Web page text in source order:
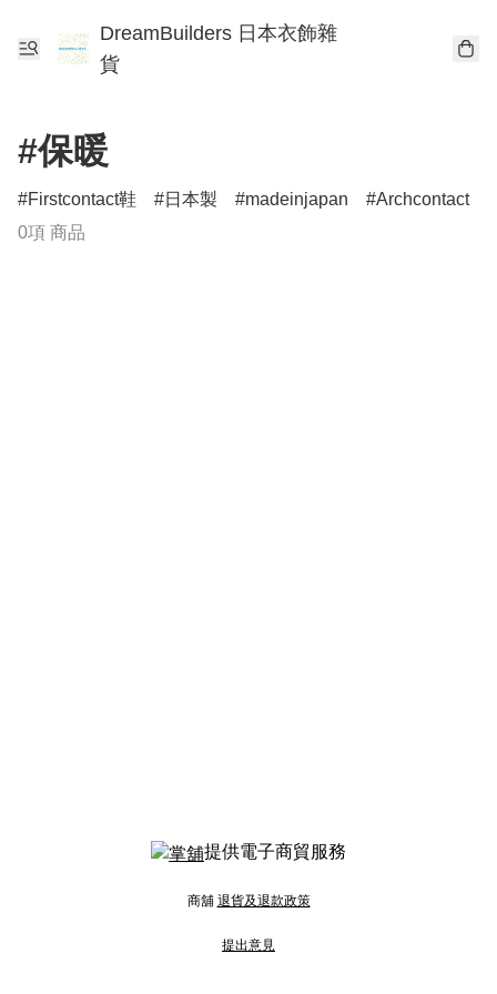
DreamBuilders 日本衣飾雜
貨
#保暖
Firstcontact鞋 日本製 madeinjapan
Archcontact
0項 商品
提供電子商貿服務
商舖 退貨及退款政策
提出意見